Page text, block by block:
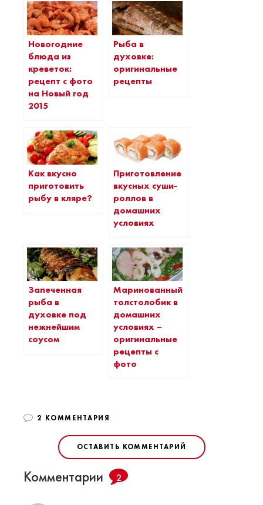
Новогодние
блюда из
креветок:
рецепт с фото
на Новый год
2015
Рыба в
духовке:
оригинальные
рецепты
Как вкусно
приготовить
рыбу в кляре?
Приготовление
вкусных суши-
роллов в
домашних
условиях
Запеченная
рыба в
духовке под
нежнейшим
соусом
Маринованный
толстолобик в
домашних
условиях –
оригинальные
рецепты с
фото
2 КОММЕНТАРИЯ
ОСТАВИТЬ КОММЕНТАРИЙ
Комментарии 2